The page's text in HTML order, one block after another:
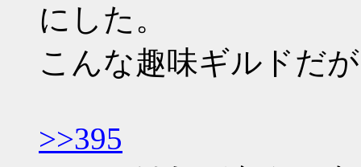
にした。
こんな趣味ギルドだ
>>395